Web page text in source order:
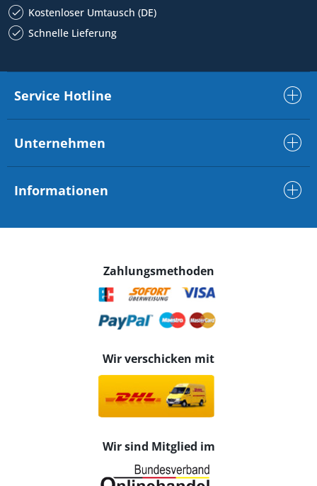
Kostenloser Umtausch (DE)
Schnelle Lieferung
Service Hotline
Unternehmen
Informationen
Zahlungsmethoden
Wir verschicken mit
Wir sind Mitglied im